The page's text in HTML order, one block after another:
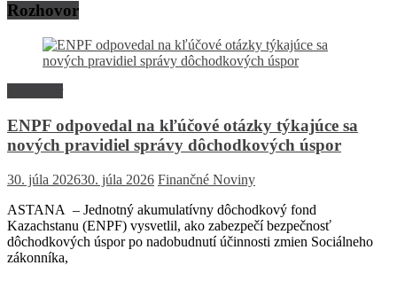
Rozhovor
ENPF odpovedal na kľúčové otázky týkajúce sa
nových pravidiel správy dôchodkových úspor
30. júla 202630. júla 2026 Finančné Noviny
ASTANA – Jednotný akumulatívny dôchodkový fond
Kazachstanu (ENPF) vysvetlil, ako zabezpečí bezpečnosť
dôchodkových úspor po nadobudnutí účinnosti zmien Sociálneho
zákonníka,